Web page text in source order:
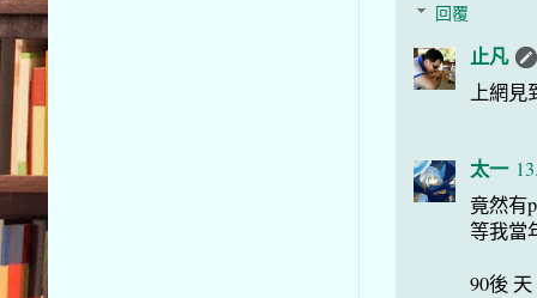
回覆
止凡
上網見
太一
竟然有
等我當
90後 天